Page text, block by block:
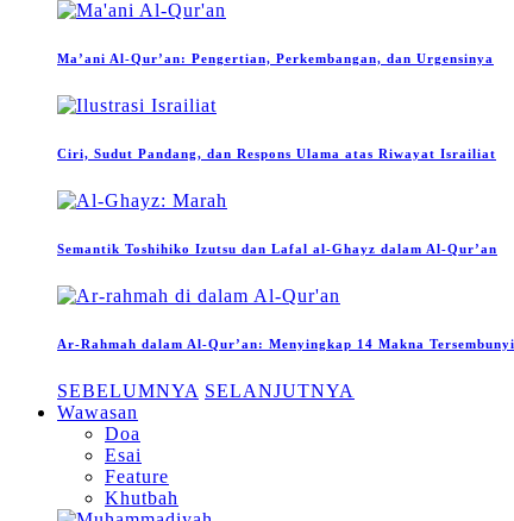
Ma’ani Al-Qur’an: Pengertian, Perkembangan, dan Urgensinya
Ciri, Sudut Pandang, dan Respons Ulama atas Riwayat Israiliat
Semantik Toshihiko Izutsu dan Lafal al-Ghayz dalam Al-Qur’an
Ar-Rahmah dalam Al-Qur’an: Menyingkap 14 Makna Tersembunyi
SEBELUMNYA SELANJUTNYA
Wawasan
Doa
Esai
Feature
Khutbah